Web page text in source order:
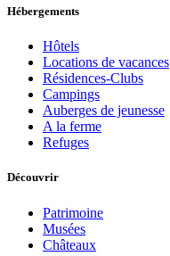
Hébergements
Hôtels
Locations de vacances
Résidences-Clubs
Campings
Auberges de jeunesse
A la ferme
Refuges
Découvrir
Patrimoine
Musées
Châteaux